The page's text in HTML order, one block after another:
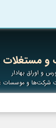
و
و اوراق بهادار
شرکت‌ها و موسسات